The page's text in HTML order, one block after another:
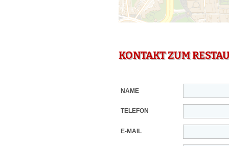
KONTAKT ZUM
NAME
TELEFON
E-MAIL